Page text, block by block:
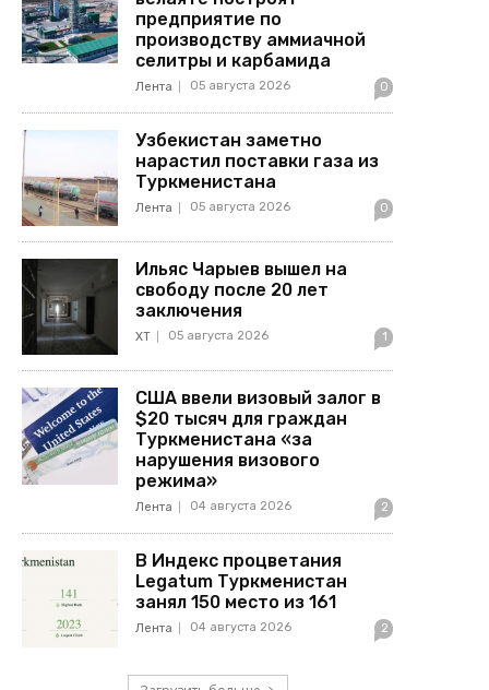
предприятие по
производству аммиачной
селитры и карбамида
Лента 05 августа 2026 0
Узбекистан заметно
нарастил поставки газа из
Туркменистана
Лента 05 августа 2026 0
Ильяс Чарыев вышел на
свободу после 20 лет
заключения
ХТ 05 августа 2026 1
США ввели визовый залог в
$20 тысяч для граждан
Туркменистана «за
нарушения визового
режима»
Лента 04 августа 2026 2
В Индекс процветания
Legatum Туркменистан
занял 150 место из 161
Лента 04 августа 2026 2